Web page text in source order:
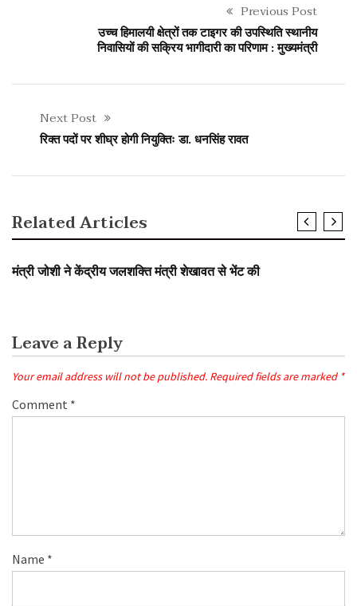
Previous Post
उच्च हिमालयी क्षेत्रों तक टाइगर की उपस्थिति स्थानीय
निवासियों की सक्रिय भागीदारी का परिणाम : मुख्यमंत्री
Next Post
रिक्त पदों पर शीघ्र होगी नियुक्तिः डा. धनसिंह रावत
Related Articles
मंत्री जोशी ने केंद्रीय जलशक्ति मंत्री शेखावत से भेंट की
Leave a Reply
Your email address will not be published. Required fields are marked *
Comment *
Name *